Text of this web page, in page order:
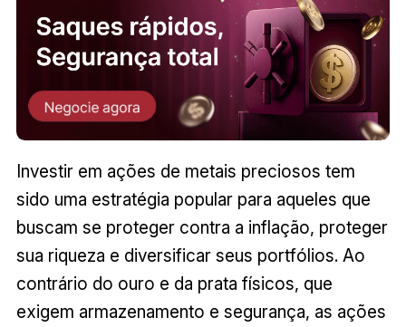
Investir em ações de metais preciosos tem
sido uma estratégia popular para aqueles que
buscam se proteger contra a inflação, proteger
sua riqueza e diversificar seus portfólios. Ao
contrário do ouro e da prata físicos, que
exigem armazenamento e segurança, as ações